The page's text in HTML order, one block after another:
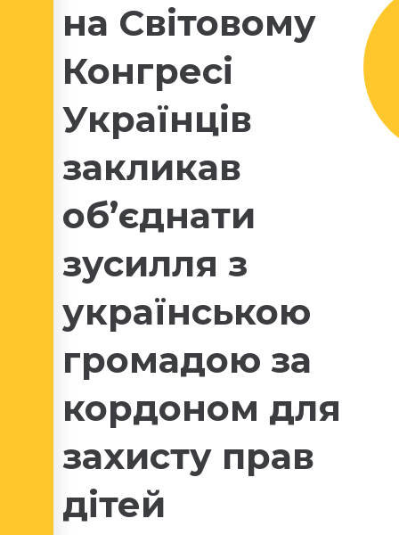
на Світовому
Конгресі
Українців
закликав
об’єднати
зусилля з
українською
громадою за
кордоном для
захисту прав
дітей